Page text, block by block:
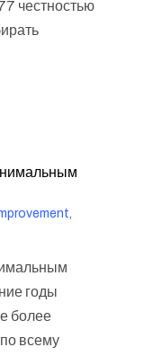
честностью
годы
более
всему